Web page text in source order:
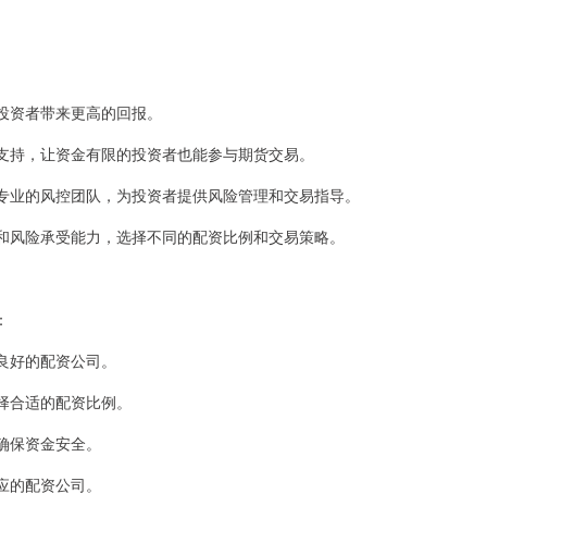
者带来更高的回报。
，让资金有限的投资者也能参与期货交易。
的风控团队，为投资者提供风险管理和交易指导。
险承受能力，选择不同的配资比例和交易策略。
的配资公司。
适的配资比例。
资金安全。
配资公司。